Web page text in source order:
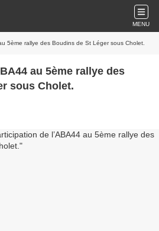
MENU
5ème rallye des Boudins de St Léger sous Cholet.
au 5ème rallye des
sous Cholet.